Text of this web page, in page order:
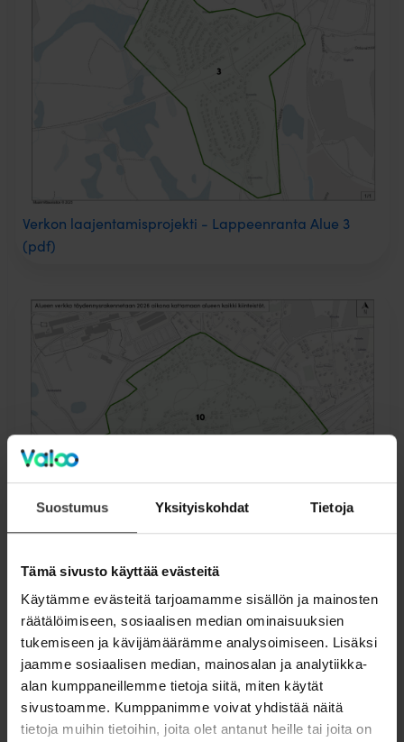
Suostumus Yksityiskohdat Tietoja
Tämä sivusto käyttää evästeitä
Käytämme evästeitä tarjoamamme sisällön ja mainosten
räätälöimiseen, sosiaalisen median ominaisuuksien
tukemiseen ja kävijämäärämme analysoimiseen. Lisäksi
jaamme sosiaalisen median, mainosalan ja analytiikka-
alan kumppaneillemme tietoja siitä, miten käytät
sivustoamme. Kumppanimme voivat yhdistää näitä
tietoja muihin tietoihin, joita olet antanut heille tai joita on
Verkon laajentamisprojekti - Lappeenranta Alue 3
(pdf)
(pdf)